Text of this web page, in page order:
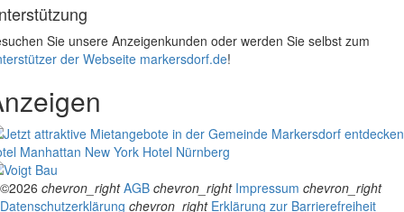
Sie unsere Anzeigenkunden oder werden Sie selbst zum
der Webseite markersdorf.de!
Manhattan New York Hotel Nürnberg
©2026 chevron_right AGB chevron_right Impressum chevron_right
Datenschutzerklärung chevron_right Erklärung zur Barrierefreiheit